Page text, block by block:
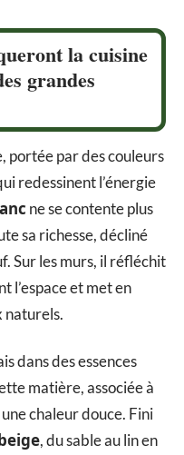
la cuisine
grandes
portée par des couleurs
redessinent l’énergie
ne se contente plus
sa richesse, décliné
Sur les murs, il réfléchit
l’espace et met en
naturels.
dans des essences
matière, associée à
chaleur douce. Fini
, du sable au lin en